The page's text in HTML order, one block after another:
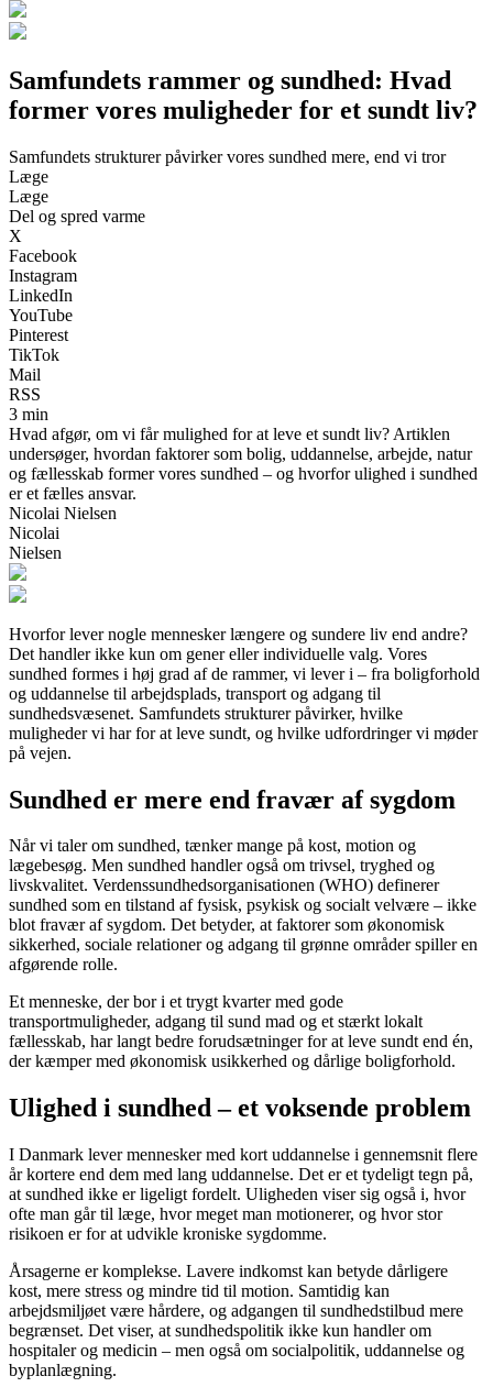
Samfundets rammer og sundhed: Hvad
former vores muligheder for et sundt liv?
Samfundets strukturer påvirker vores sundhed mere, end vi tror
Læge
Læge
Del og spred varme
X
Facebook
Instagram
LinkedIn
YouTube
Pinterest
TikTok
Mail
RSS
3 min
Hvad afgør, om vi får mulighed for at leve et sundt liv? Artiklen
undersøger, hvordan faktorer som bolig, uddannelse, arbejde, natur
og fællesskab former vores sundhed – og hvorfor ulighed i sundhed
er et fælles ansvar.
Nicolai Nielsen
Nicolai
Nielsen
Hvorfor lever nogle mennesker længere og sundere liv end andre?
Det handler ikke kun om gener eller individuelle valg. Vores
sundhed formes i høj grad af de rammer, vi lever i – fra boligforhold
og uddannelse til arbejdsplads, transport og adgang til
sundhedsvæsenet. Samfundets strukturer påvirker, hvilke
muligheder vi har for at leve sundt, og hvilke udfordringer vi møder
på vejen.
Sundhed er mere end fravær af sygdom
Når vi taler om sundhed, tænker mange på kost, motion og
lægebesøg. Men sundhed handler også om trivsel, tryghed og
livskvalitet. Verdenssundhedsorganisationen (WHO) definerer
sundhed som en tilstand af fysisk, psykisk og socialt velvære – ikke
blot fravær af sygdom. Det betyder, at faktorer som økonomisk
sikkerhed, sociale relationer og adgang til grønne områder spiller en
afgørende rolle.
Et menneske, der bor i et trygt kvarter med gode
transportmuligheder, adgang til sund mad og et stærkt lokalt
fællesskab, har langt bedre forudsætninger for at leve sundt end én,
der kæmper med økonomisk usikkerhed og dårlige boligforhold.
Ulighed i sundhed – et voksende problem
I Danmark lever mennesker med kort uddannelse i gennemsnit flere
år kortere end dem med lang uddannelse. Det er et tydeligt tegn på,
at sundhed ikke er ligeligt fordelt. Uligheden viser sig også i, hvor
ofte man går til læge, hvor meget man motionerer, og hvor stor
risikoen er for at udvikle kroniske sygdomme.
Årsagerne er komplekse. Lavere indkomst kan betyde dårligere
kost, mere stress og mindre tid til motion. Samtidig kan
arbejdsmiljøet være hårdere, og adgangen til sundhedstilbud mere
begrænset. Det viser, at sundhedspolitik ikke kun handler om
hospitaler og medicin – men også om socialpolitik, uddannelse og
byplanlægning.